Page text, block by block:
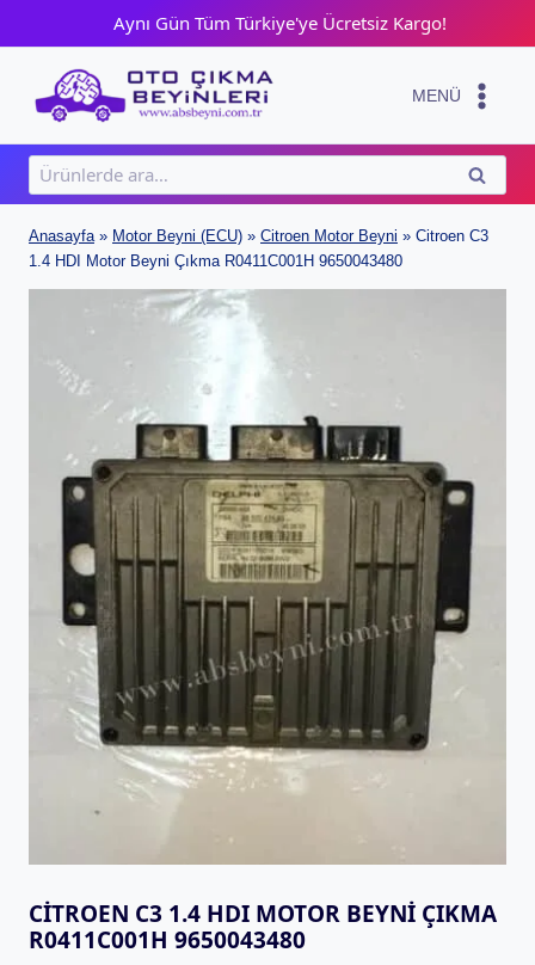
content
Aynı Gün Tüm Türkiye'ye Ücretsiz Kargo!
MENÜ
Ara:
ARA
Anasayfa» Motor Beyni (ECU) » Citroen Motor Beyni » Citroen C3
1.4 HDI Motor Beyni Çıkma R0411C001H 9650043480
CITROEN C3 1.4 HDI MOTOR BEYNI ÇIKMA
R0411C001H 9650043480